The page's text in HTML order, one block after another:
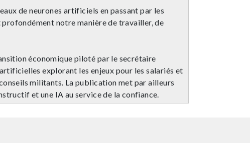
de neurones artificiels en passant par les
notre manière de travailler, de
économique piloté par le secrétaire
explorant les enjeux pour les salariés et
militants. La publication met par ailleurs
et une IA au service de la confiance.